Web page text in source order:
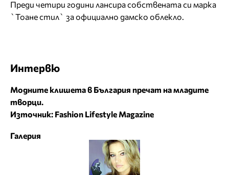
Преди четири години лансира собствената си марка
`Тоане стил` за официално дамско облекло.
Интервю
Модните клишета в България пречат на младите
творци.
Източник: Fashion Lifestyle Magazine
Галерия